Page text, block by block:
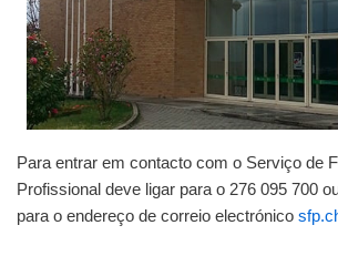
Para entrar em contacto com o Serviço de
Profissional deve ligar para o 276 095 700
para o endereço de correio electrónico